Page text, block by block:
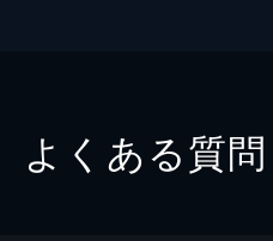
よくある質問